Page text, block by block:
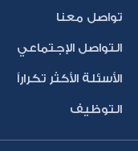
تواصل معنا
التواصل الإجتماعي
الأسئلة الأكثر تكراراً
التوظيف